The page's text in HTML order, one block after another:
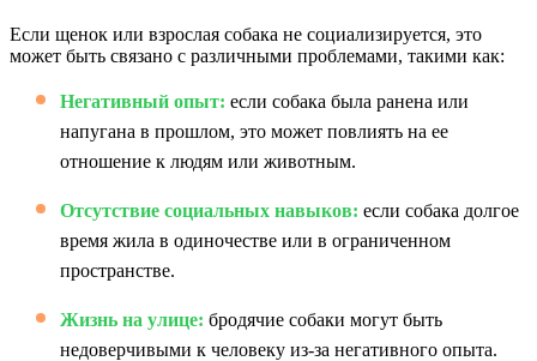
Если щенок или взрослая собака не социализируется, это
может быть связано с различными проблемами, такими как:
Негативный опыт: если собака была ранена или
напугана в прошлом, это может повлиять на ее
отношение к людям или животным.
Отсутствие социальных навыков: если собака долгое
время жила в одиночестве или в ограниченном
пространстве.
Жизнь на улице: бродячие собаки могут быть
недоверчивыми к человеку из-за негативного опыта.